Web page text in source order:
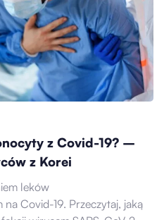
z Covid-19? –
z Korei
leków
Covid-19. Przeczytaj, jaką